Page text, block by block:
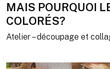
MAIS POURQUOI
COLORÉS?
Atelier – découpage et